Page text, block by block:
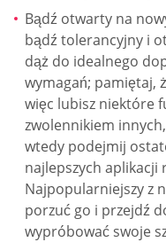
Bądź otwarty na
bądź tolerancyjny i
dąż do idealnego
wymagań; pamiętaj,
więc lubisz niektóre
zwolennikiem
wtedy podejmij
najlepszych aplikacji
Najpopularniejszy z
porzuć go i przejdź
wypróbować swoje